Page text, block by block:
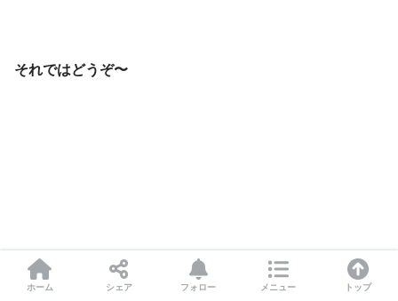
それではどうぞ〜
ホーム シェア フォロー メニュー トップ